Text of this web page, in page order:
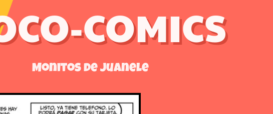
COMICS
Monitos de Juanele